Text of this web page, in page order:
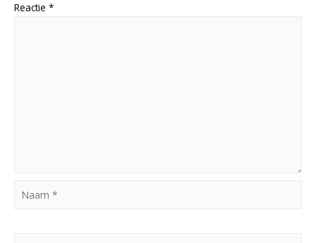
Reactie *
Naam